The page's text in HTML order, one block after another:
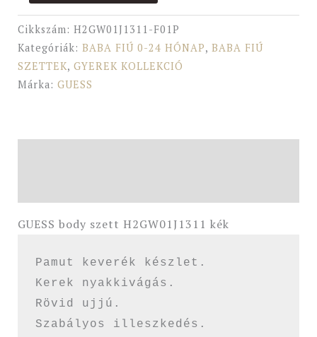
Cikkszám: H2GW01J1311-F01P
Kategóriák: BABA FIÚ 0-24 HÓNAP, BABA FIÚ
SZETTEK, GYEREK KOLLEKCIÓ
Márka: GUESS
GUESS body szett H2GW01J1311 kék
Pamut keverék készlet.
Kerek nyakkivágás.
Rövid ujjú.
Szabályos illeszkedés.